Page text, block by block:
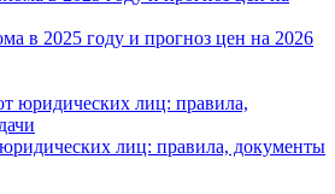
в 2025 году и прогноз цен на 2026
лиц: правила, документы